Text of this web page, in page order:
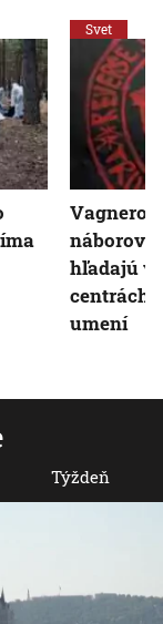
Týždeň
Svet
náborové
hľadajú v
centrách
umení